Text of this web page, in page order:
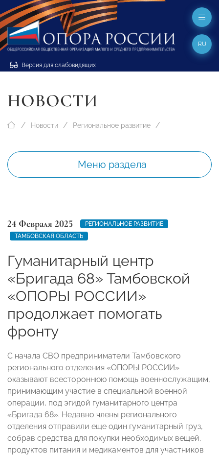
Версия для слабовидящих
RU
НОВОСТИ
Новости Региональное развитие
Меню раздела
24 Февраля 2025
РЕГИОНАЛЬНОЕ РАЗВИТИЕ
ТАМБОВСКАЯ ОБЛАСТЬ
Гуманитарный центр
«Бригада 68» Тамбовской
«ОПОРЫ РОССИИ»
продолжает помогать
фронту
С начала СВО предприниматели Тамбовского
регионального отделения «ОПОРЫ РОССИИ»
оказывают всестороннюю помощь военнослужащим,
принимающим участие в специальной военной
операции, под эгидой гуманитарного центра
«Бригада 68». Недавно члены регионального
отделения отправили еще один гуманитарный груз,
собрав средства для покупки необходимых вещей,
продуктов питания и медикаментов для участников